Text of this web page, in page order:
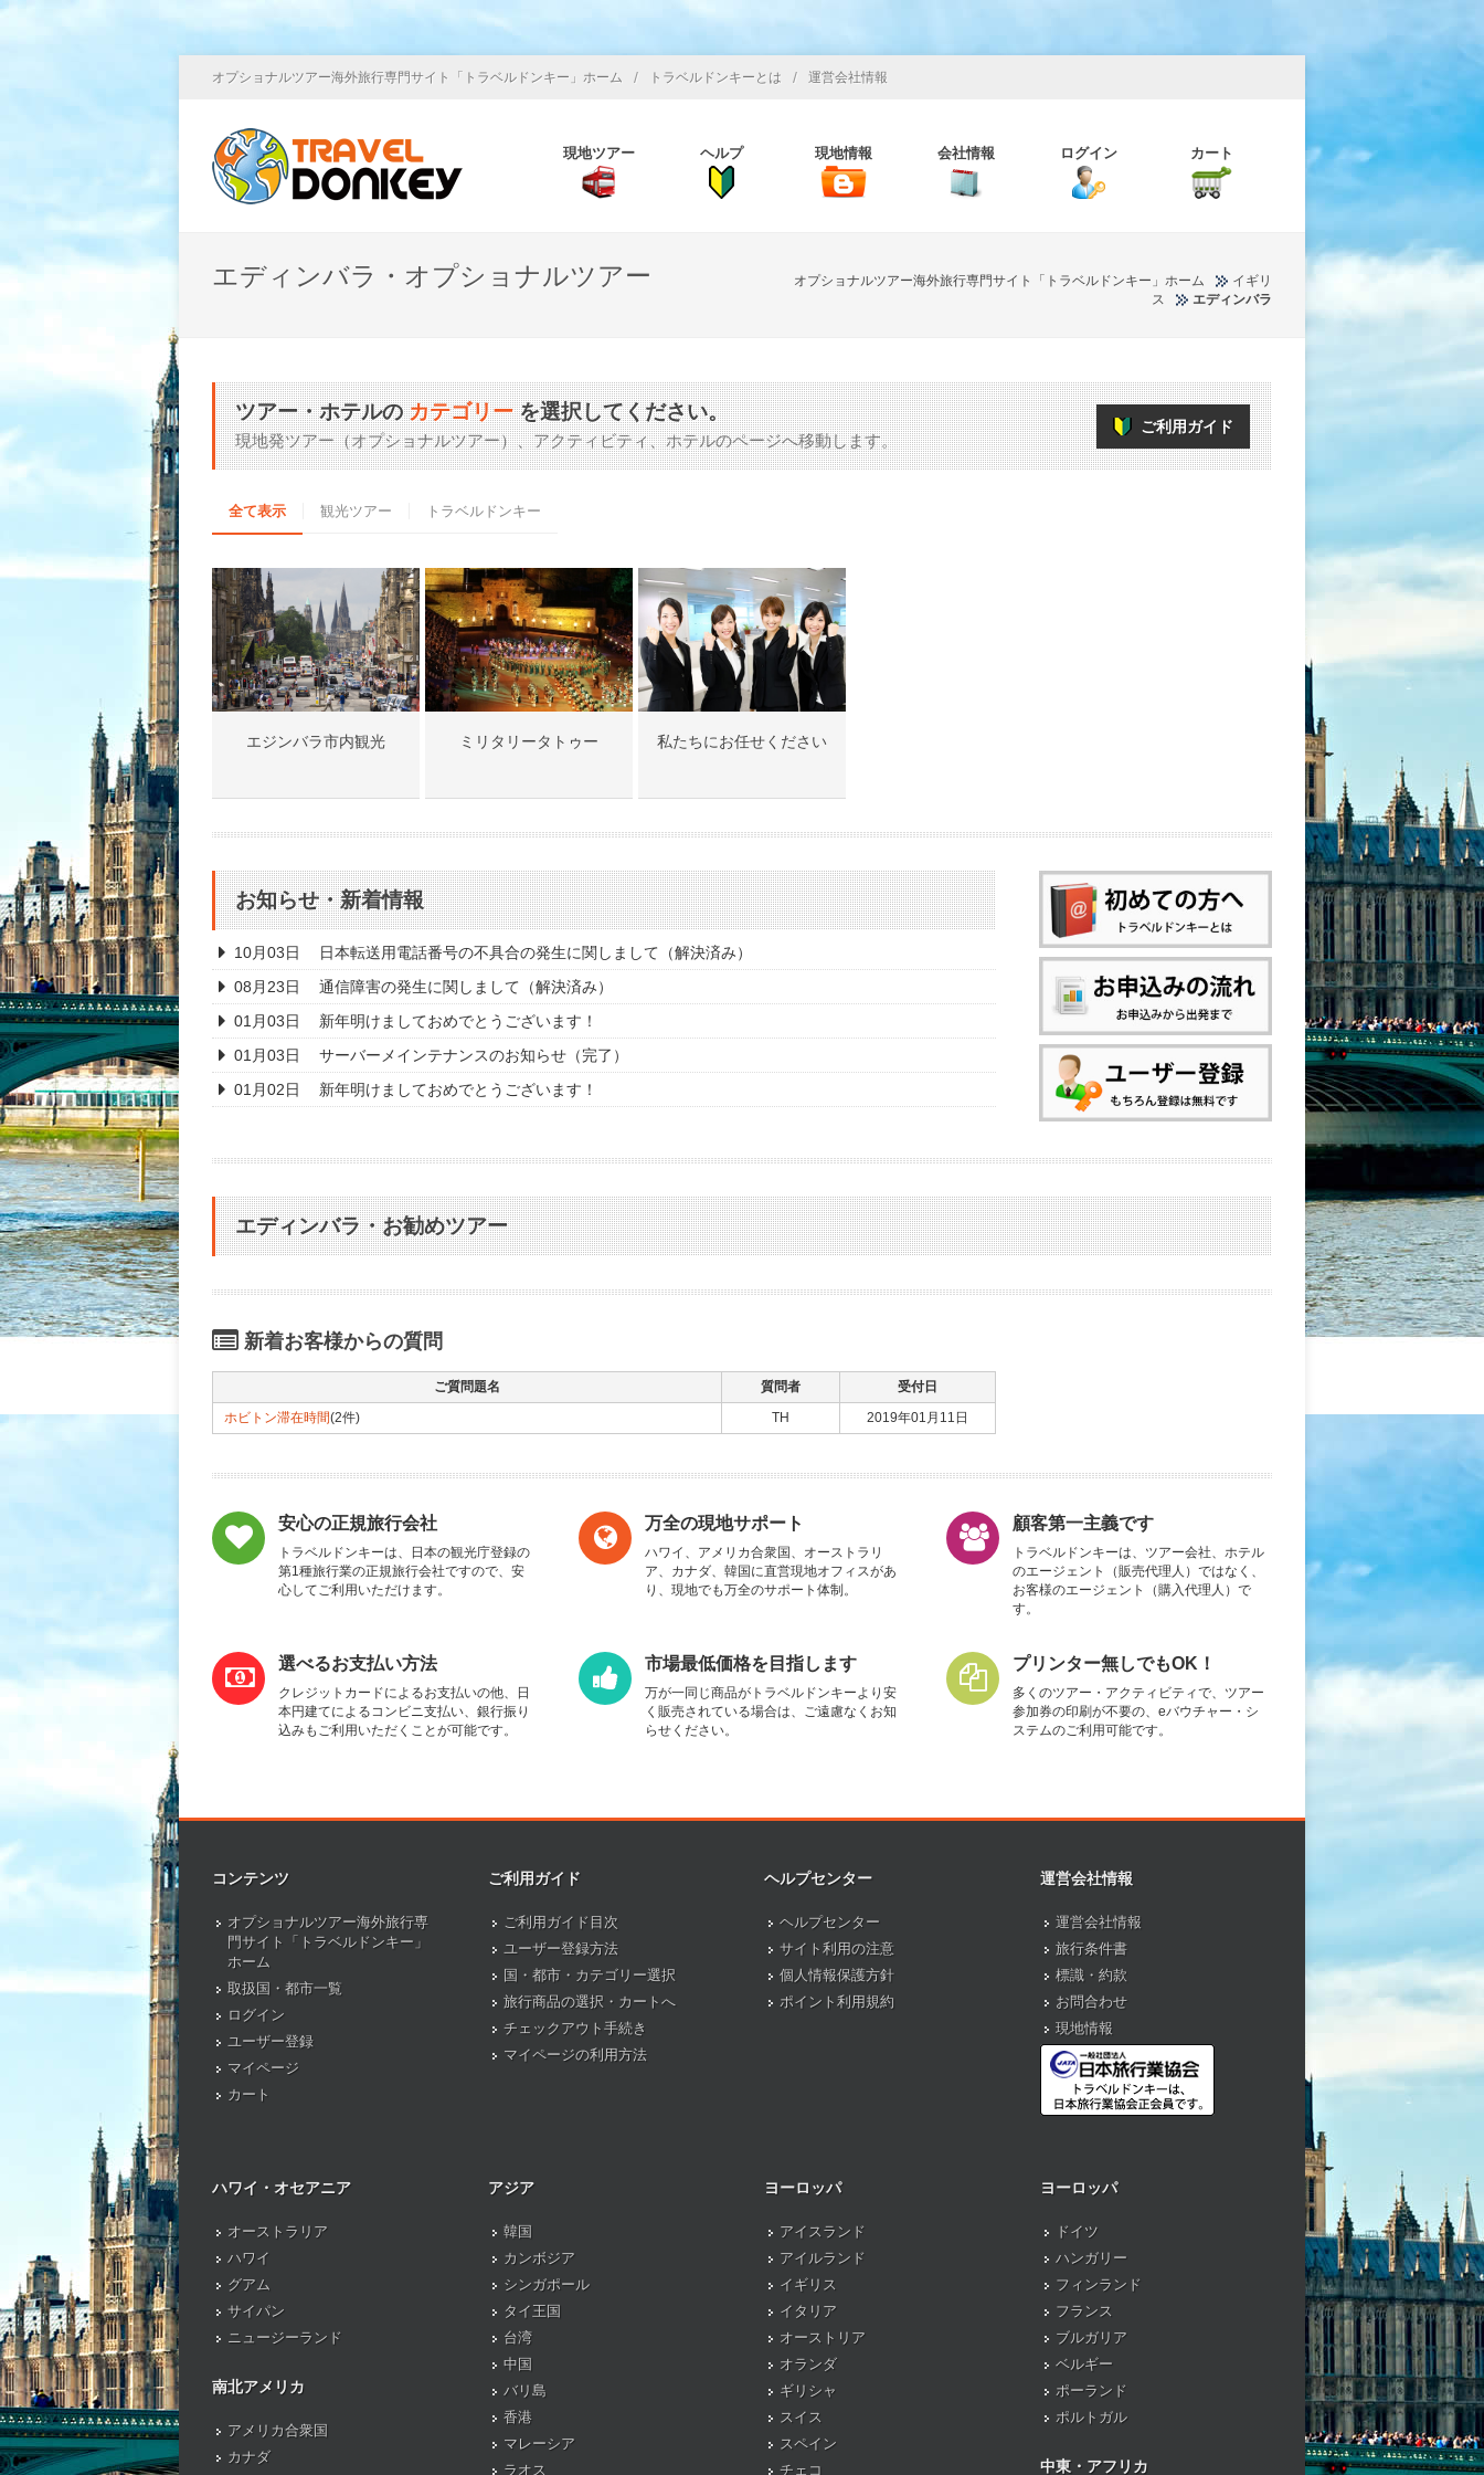
オプショナルツアー海外旅行専門サイト「トラベルドンキー」ホーム / トラベルドンキーとは / 運営会社情報
現地ツアー ヘルプ 現地情報 会社情報 ログイン カート
エディンバラ・オプショナルツアー オプショナルツアー海外旅行専門サイト「トラベルドンキー」ホーム
イギリ
ス
エディンバラ
ツアー・ホテルのカテゴリーを選択してください。
現地発ツアー（オプショナルツアー）、アクティビティ、ホテルのページへ移動します。
ご利用ガイド
全て表示 観光ツアー トラベルドンキー
エジンバラ市内観光 ミリタリータトゥー 私たちにお任せください
お知らせ・新着情報
10月03日
日本転送用電話番号の不具合の発生に関しまして（解決済み）
08月23日
通信障害の発生に関しまして（解決済み）
01月03日
新年明けましておめでとうございます！
01月03日
サーバーメインテナンスのお知らせ（完了）
01月02日
新年明けましておめでとうございます！
エディンバラ・お勧めツアー
新着お客様からの質問
ご質問題名 質問者
受付日
ホビトン滞在時間(2件) TH 2019年01月11日
安心の正規旅行会社
トラベルドンキーは、日本の観光庁登録の
第1種旅行業の正規旅行会社ですので、安
心してご利用いただけます。
万全の現地サポート
ハワイ、アメリカ合衆国、オーストラリ
ア、カナダ、韓国に直営現地オフィスがあ
り、現地でも万全のサポート体制。
顧客第一主義です
トラベルドンキーは、ツアー会社、ホテル
のエージェント（販売代理人）ではなく、
お客様のエージェント（購入代理人）で
す。
選べるお支払い方法
クレジットカードによるお支払いの他、日
本円建てによるコンビニ支払い、銀行振り
込みもご利用いただくことが可能です。
市場最低価格を目指します
万が一同じ商品がトラベルドンキーより安
く販売されている場合は、ご遠慮なくお知
らせください。
プリンター無しでもOK！
多くのツアー・アクティビティで、ツアー
参加券の印刷が不要の、eバウチャー・シ
ステムのご利用可能です。
コンテンツ
オプショナルツアー海外旅行専
門サイト「トラベルドンキー」
ホーム
取扱国・都市一覧
ログイン
ユーザー登録
マイページ
カート
ご利用ガイド
ご利用ガイド目次
ユーザー登録方法
国・都市・カテゴリー選択
旅行商品の選択・カートへ
チェックアウト手続き
マイページの利用方法
ヘルプセンター
ヘルプセンター
サイト利用の注意
個人情報保護方針
ポイント利用規約
運営会社情報
運営会社情報
旅行条件書
標識・約款
お問合わせ
現地情報
ハワイ・オセアニア
オーストラリア
ハワイ
グアム
サイパン
ニュージーランド
南北アメリカ
アメリカ合衆国
カナダ
アジア
韓国
カンボジア
シンガポール
タイ王国
台湾
中国
バリ島
香港
マレーシア
ラオス
ヨーロッパ
アイスランド
アイルランド
イギリス
イタリア
オーストリア
オランダ
ギリシャ
スイス
スペイン
チェコ
ヨーロッパ
ドイツ
ハンガリー
フィンランド
フランス
ブルガリア
ベルギー
ポーランド
ポルトガル
中東・アフリカ